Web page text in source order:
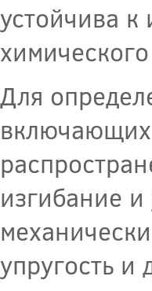
устойчива
Для
изгибание
упругость и